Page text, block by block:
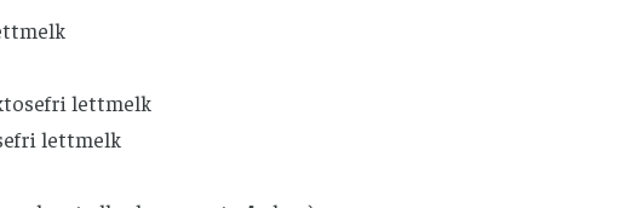
lettmelk
lettmelk